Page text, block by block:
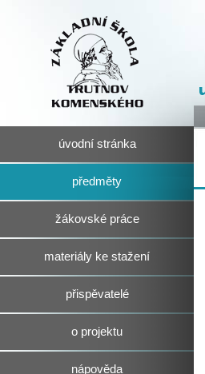
úvodní stránka
předměty
žákovské práce
materiály ke stažení
přispěvatelé
o projektu
nápověda